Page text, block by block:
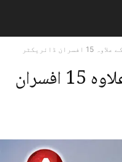
ایک سینیئر افسر کے علاوہ 15 افسران ڈائریکٹر
ایک سینیئر افسر کے علاوہ 15 افسران